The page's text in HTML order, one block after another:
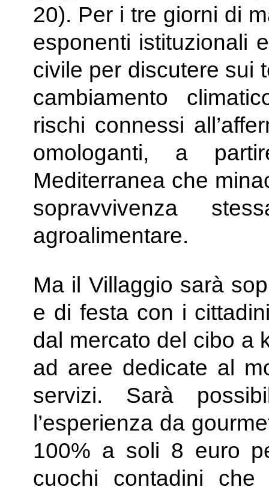
20). Per i tre giorni di
esponenti istituzionali
civile per discutere sui
cambiamento
rischi connessi
omologanti, a
Mediterranea che
sopravvivenza
agroalimentare.
Ma il Villaggio sarà
e di festa con i
dal mercato del cibo a
ad aree dedicate al
servizi. Sarà
l’esperienza da
100% a soli 8 euro
cuochi contadini